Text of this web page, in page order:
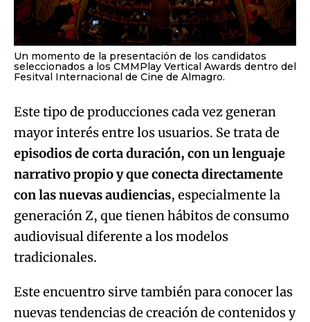
Un momento de la presentación de los candidatos
seleccionados a los CMMPlay Vertical Awards dentro del
Fesitval Internacional de Cine de Almagro.
Este tipo de producciones cada vez generan
mayor interés entre los usuarios. Se trata de
episodios de corta duración, con un lenguaje
narrativo propio y que conecta directamente
con las nuevas audiencias, especialmente la
generación Z, que tienen hábitos de consumo
audiovisual diferente a los modelos
tradicionales.
Este encuentro sirve también para conocer las
nuevas tendencias de creación de contenidos y